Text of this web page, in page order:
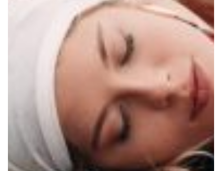
Robe di Kappa x Genoa
Vintage Collection
Red&Blue Voices
Accessori
Party